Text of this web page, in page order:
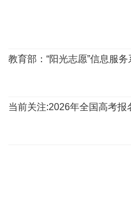
教育部：“阳光志愿”信息服
当前关注:2026年全国高考报